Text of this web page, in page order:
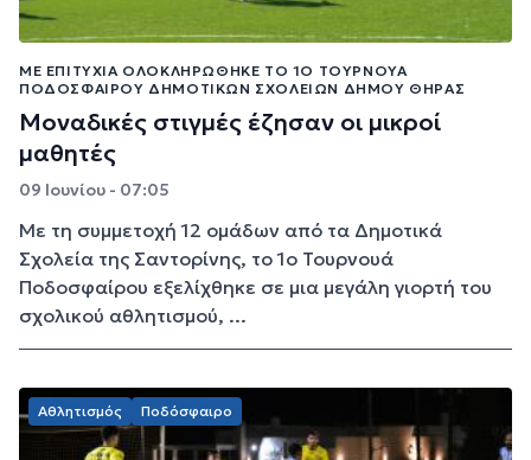
ΜΕ ΕΠΙΤΥΧΊΑ ΟΛΟΚΛΗΡΏΘΗΚΕ ΤΟ 1Ο ΤΟΥΡΝΟΥΆ
ΠΟΔΟΣΦΑΊΡΟΥ ΔΗΜΟΤΙΚΏΝ ΣΧΟΛΕΊΩΝ ΔΉΜΟΥ ΘΉΡΑΣ
Μοναδικές στιγμές έζησαν οι μικροί
μαθητές
09 Ιουνίου - 07:05
Με τη συμμετοχή 12 ομάδων από τα Δημοτικά
Σχολεία της Σαντορίνης, το 1ο Τουρνουά
Ποδοσφαίρου εξελίχθηκε σε μια μεγάλη γιορτή του
σχολικού αθλητισμού, ...
Αθλητισμός Ποδόσφαιρο